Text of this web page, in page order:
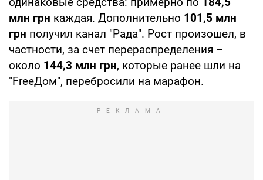
млн грн каждая. Дополнительно 101,5 млн
грн получил канал "Рада". Рост произошел, в
частности, за счет перераспределения –
около 144,3 млн грн, которые ранее шли на
"FreeДом", перебросили на марафон.